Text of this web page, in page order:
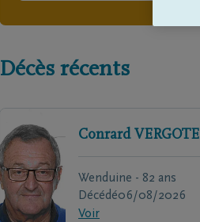
Décès récents
Conrard VERGOTE
Wenduine - 82 ans
Décédé06/08/2026
Voir